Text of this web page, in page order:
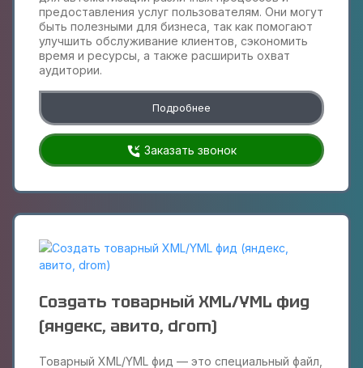
предоставления услуг пользователям. Они могут
быть полезными для бизнеса, так как помогают
улучшить обслуживание клиентов, сэкономить
время и ресурсы, а также расширить охват
аудитории.
Подробнее
Заказать звонок
Создать товарный XML/YML фид
(яндекс, авито, drom)
Товарный XML/YML фид — это специальный файл,